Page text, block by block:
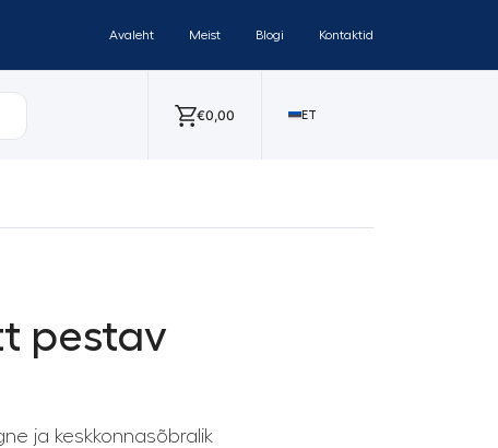
Avaleht Meist Blogi Kontaktid
€0,00 ET
pestav
ja keskkonnasõbralik